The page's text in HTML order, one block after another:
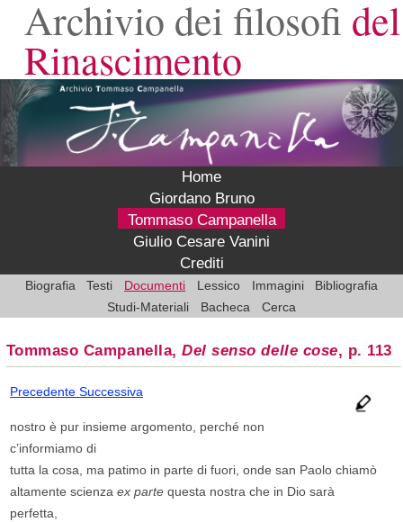
Archivio dei filosofi del
Rinascimento
Home
Giordano Bruno
Tommaso Campanella
Giulio Cesare Vanini
Crediti
Biografia Testi Documenti Lessico Immagini
Bibliografia
Studi-Materiali
Bacheca Cerca
Tommaso Campanella,Del senso delle cose, p. 113
PrecedenteSuccessiva
nostro è pur insieme argomento, perché non
c’informiamo di
tutta la cosa, ma patimo in parte di fuori, onde san Paolo chiamò
altamente scienzaex parte questa nostra che in Dio sarà
perfetta,